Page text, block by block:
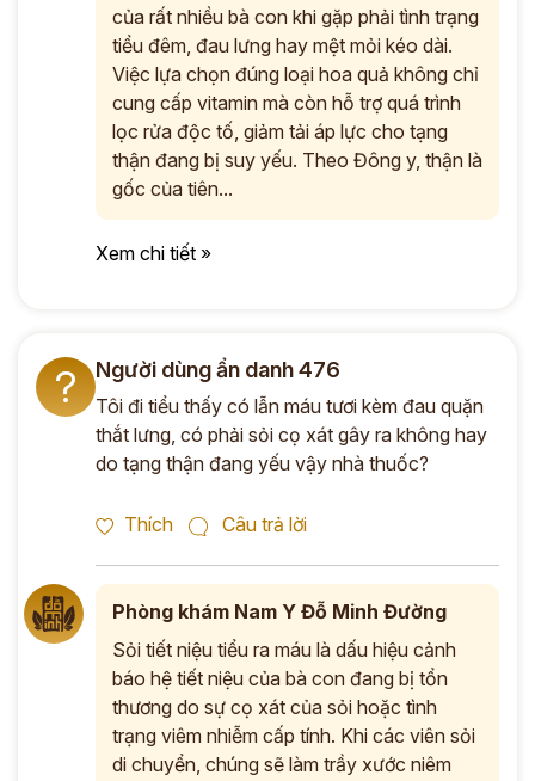
của rất nhiều bà con khi gặp phải tình trạng
tiểu đêm, đau lưng hay mệt mỏi kéo dài.
Việc lựa chọn đúng loại hoa quả không chỉ
cung cấp vitamin mà còn hỗ trợ quá trình
lọc rửa độc tố, giảm tải áp lực cho tạng
thận đang bị suy yếu. Theo Đông y, thận là
gốc của tiên...
Xem chi tiết »
? Người dùng ẩn danh 476
Tôi đi tiểu thấy có lẫn máu tươi kèm đau quặn
thắt lưng, có phải sỏi cọ xát gây ra không hay
do tạng thận đang yếu vậy nhà thuốc?
Thích Câu trả lời
Phòng khám Nam Y Đỗ Minh Đường
Sỏi tiết niệu tiểu ra máu là dấu hiệu cảnh
báo hệ tiết niệu của bà con đang bị tổn
thương do sự cọ xát của sỏi hoặc tình
trạng viêm nhiễm cấp tính. Khi các viên sỏi
di chuyển, chúng sẽ làm trầy xước niêm